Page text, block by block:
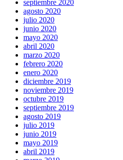
septiembre 2020
agosto 2020
julio 2020
junio 2020
mayo 2020
abril 2020
marzo 2020
febrero 2020
enero 2020
diciembre 2019
noviembre 2019
octubre 2019
septiembre 2019
agosto 2019
julio 2019
junio 2019
mayo 2019
abril 2019